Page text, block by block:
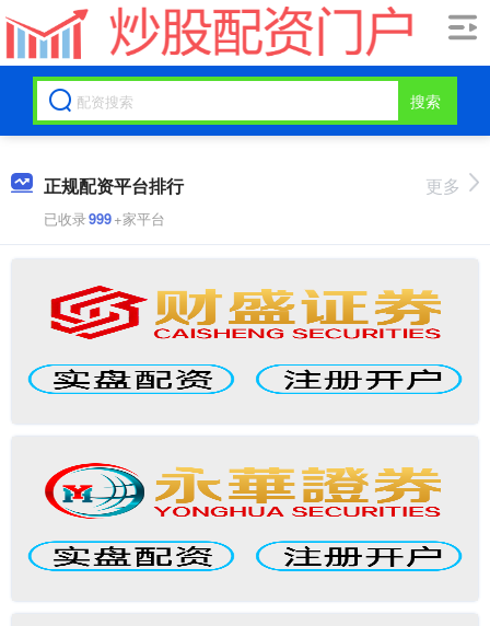
搜索
正规配资平台排行
已收录999+家平台
更多